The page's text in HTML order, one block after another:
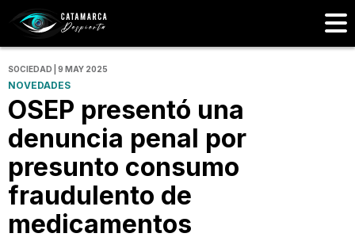
SOCIEDAD | 9 MAY 2025
NOVEDADES
OSEP presentó una
denuncia penal por
presunto consumo
fraudulento de
medicamentos